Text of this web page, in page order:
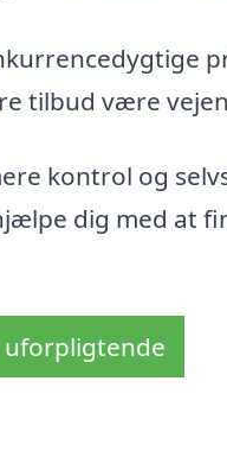
tilbud være
kontrol og
dig med at
uforpligtende